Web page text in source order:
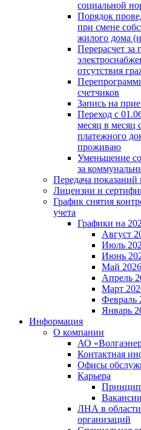
социальной
Порядок
при смене
жилого дома
Перерасчет за
отсутствия
счетчиков
Запись на
Переход с
месяц в месяц
платежного
проживаю
Уменьшение
за
Передача показаний
Лицензии и
График снятия
учета
Графики на
Август
Июль
Июнь
Май 2026
Апрель
Март
Февраль
Январь
Информация
О компании
АО
Контактная
Офисы
Карьера
Вакансии
ЛНА в области
организаций